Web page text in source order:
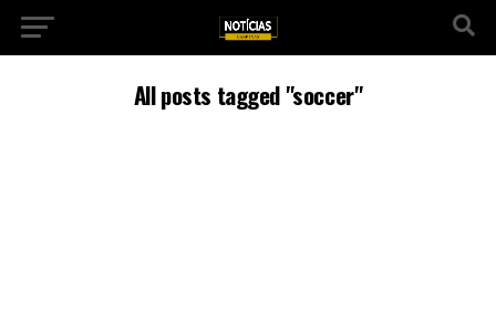
All posts tagged "soccer"